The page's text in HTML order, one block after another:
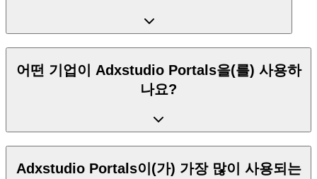
어떤 기업이 Adxstudio Portals을(를) 사용하
나요?
Adxstudio Portals이(가) 가장 많이 사용되는